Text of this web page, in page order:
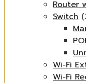
Router
Switch
Wi-Fi
Wi-Fi